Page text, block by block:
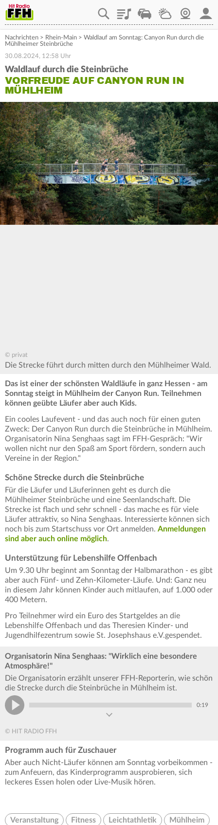
PlaylistStaupilotWetterWebcam
Nachrichten > Rhein-Main > Waldlauf am Sonntag: Canyon Run durch die
Mühlheimer Steinbrüche
30.08.2024, 12:58 Uhr
Waldlauf durch die Steinbrüche
VORFREUDE AUF CANYON RUN IN
MÜHLHEIM
© privat
Die Strecke führt durch mitten durch den Mühlheimer Wald.
Das ist einer der schönsten Waldläufe in ganz Hessen - am
Sonntag steigt in Mühlheim der Canyon Run. Teilnehmen
können geübte Läufer aber auch Kids.
Ein cooles Laufevent - und das auch noch für einen guten
Zweck: Der Canyon Run durch die Steinbrüche in Mühlheim.
Organisatorin Nina Senghaas sagt im FFH-Gespräch: "Wir
wollen nicht nur den Spaß am Sport fördern, sondern auch
Vereine in der Region."
Schöne Strecke durch die Steinbrüche
Für die Läufer und Läuferinnen geht es durch die
Mühlheimer Steinbrüche und eine Seenlandschaft. Die
Strecke ist flach und sehr schnell - das mache es für viele
Läufer attraktiv, so Nina Senghaas. Interessierte können sich
noch bis zum Startschuss vor Ort anmelden. Anmeldungen
sind aber auch online möglich.
Unterstützung für Lebenshilfe Offenbach
Um 9.30 Uhr beginnt am Sonntag der Halbmarathon - es gibt
aber auch Fünf- und Zehn-Kilometer-Läufe. Und: Ganz neu
in diesem Jahr können Kinder auch mitlaufen, auf 1.000 oder
400 Metern.
Pro Teilnehmer wird ein Euro des Startgeldes an die
Lebenshilfe Offenbach und das Theresien Kinder- und
Jugendhilfezentrum sowie St. Josephshaus e.V.gespendet.
Organisatorin Nina Senghaas: "Wirklich eine besondere
Atmosphäre!"
Die Organisatorin erzählt unserer FFH-Reporterin, wie schön
die Strecke durch die Steinbrüche in Mühlheim ist.
0:19
© HIT RADIO FFH
Programm auch für Zuschauer
Aber auch Nicht-Läufer können am Sonntag vorbeikommen -
zum Anfeuern, das Kinderprogramm ausprobieren, sich
leckeres Essen holen oder Live-Musik hören.
Veranstaltung Fitness Leichtathletik Mühlheim